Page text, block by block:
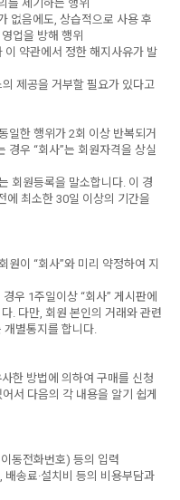
를 제기하는 행위
없음에도, 상습적으로 사용 후
업을 방해 행위
이 약관에서 정한 해지사유가 발
제공을 거부할 필요가 있다고
일한 행위가 2회 이상 반복되거
경우 “회사”는 회원자격을 상실
회원등록을 말소합니다. 이 경
에 최소한 30일 이상의 기간을
이 “회사”와 미리 약정하여 지
우 1주일이상 “회사” 게시판에
. 다만, 회원 본인의 거래와 관련
별통지를 합니다.
한 방법에 의하여 구매를 신청
서 다음의 각 내용을 알기 쉽게
동전화번호) 등의 입력
송료·설치비 등의 비용부담과